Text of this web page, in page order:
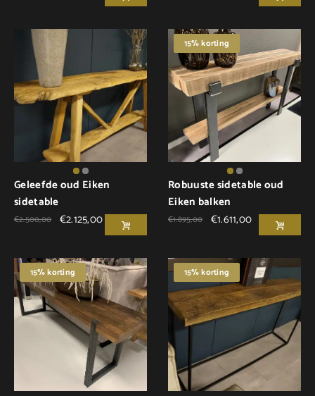
Geleefde oud Eiken
sidetable
€2.500,00 €2.125,00
15% korting
Robuuste sidetable oud
Eiken balken
€1.895,00 €1.611,00
15% korting 15% korting